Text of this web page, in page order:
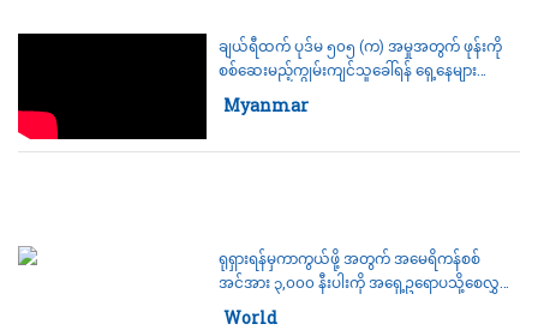
ချယ်ရီထက် ပုဒ်မ ၅၀၅ (က) အမှုအတွက် ဖုန်းကို
စစ်ဆေးမည့်ကျွမ်းကျင်သူခေါ်ရန် ရှေ့နေများ
လျှောက်ထား
Category:
Myanmar
ရုရှားရန်မှကာကွယ်ဖို့ အတွက် အမေရိကန်စစ်
အင်အား ၃,၀၀၀ နီးပါးကို အရှေ့ဥရောပသို့စေလွှတ်
ရန် ဘိုင်ဒန်အမိန့်ပေးလိုက်ပြီ
Category:
World